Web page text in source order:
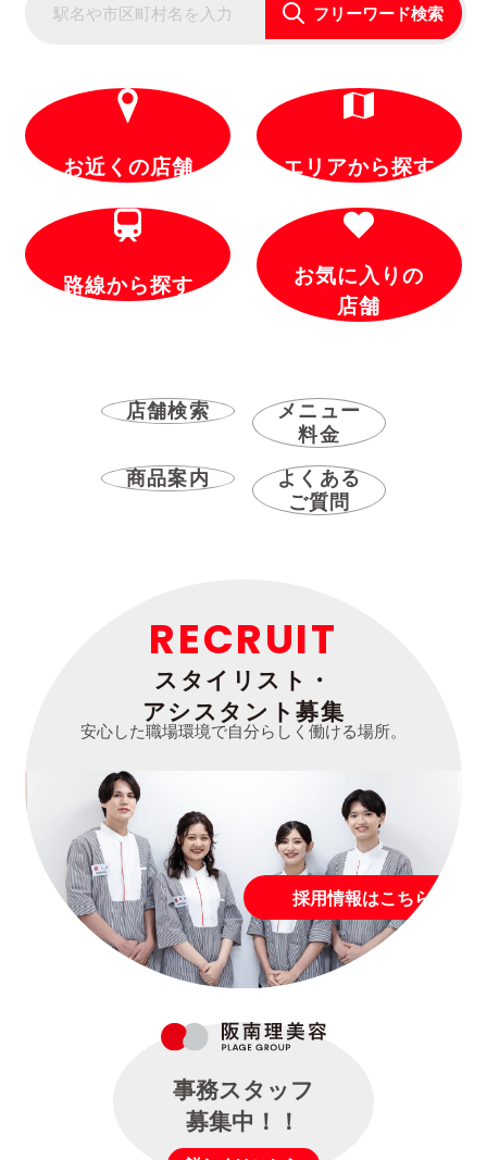
フリーワード検索
お近くの店舗 エリアから探す
路線から探す
お気に入りの
店舗
店舗検索
メニュー
料金
商品案内
よくある
ご質問
RECRUIT
スタイリスト・
アシスタント募集
安心した職場環境で自分らしく働ける場所。
採用情報はこちら
事務スタッフ
募集中！！